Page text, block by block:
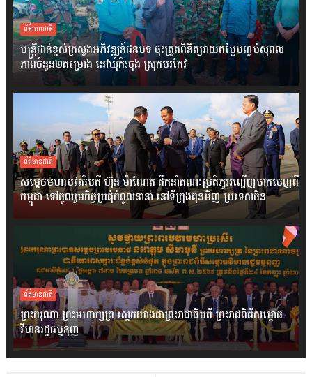
ព័ត៌មានជាតិ
មន្ត្រីជាន់ខ្ពស់ក្រសួងអភិវឌ្ឍន៍ជនបទ ចុះត្រួតពិនិត្យវាយតម្លៃបញ្ចប់សុពល
ភាពចំនួន២គម្រោង នៅឃុំកិះចុង ស្រុកបរកែវ
ព័ត៌មានជាតិ
សម្តេចមហាបវរធិបតី ហ៊ុន ម៉ាណែត ដឹកនាំគណៈប្រតិភូអញ្ជើញចាកចេញពី
កម្ពុជា ទៅចូលរួមកិច្ចប្រជុំកំពូលនានា នៅទីក្រុងគុនមិញ ប្រទេសចិន
ព័ត៌មានជាតិ
ព្រះករុណា ព្រះមហាក្សត្រ ស្តេចយាងជាព្រះរាជាធិបតី ព្រះរាជពិធីសម្ពោធ
វិមានរដ្ឋធម្មនុញ្ញ